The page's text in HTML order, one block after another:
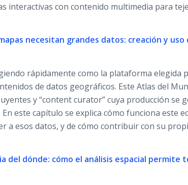
interactivas con contenido multimedia para
necesitan grandes datos: creación y uso
rápidamente como la plataforma elegida
de datos geográficos. Este Atlas del
y “content curator” cuya producción se
En este capítulo se explica cómo funciona este
a esos datos, y de cómo contribuir con su
del dónde: cómo el análisis espacial permite